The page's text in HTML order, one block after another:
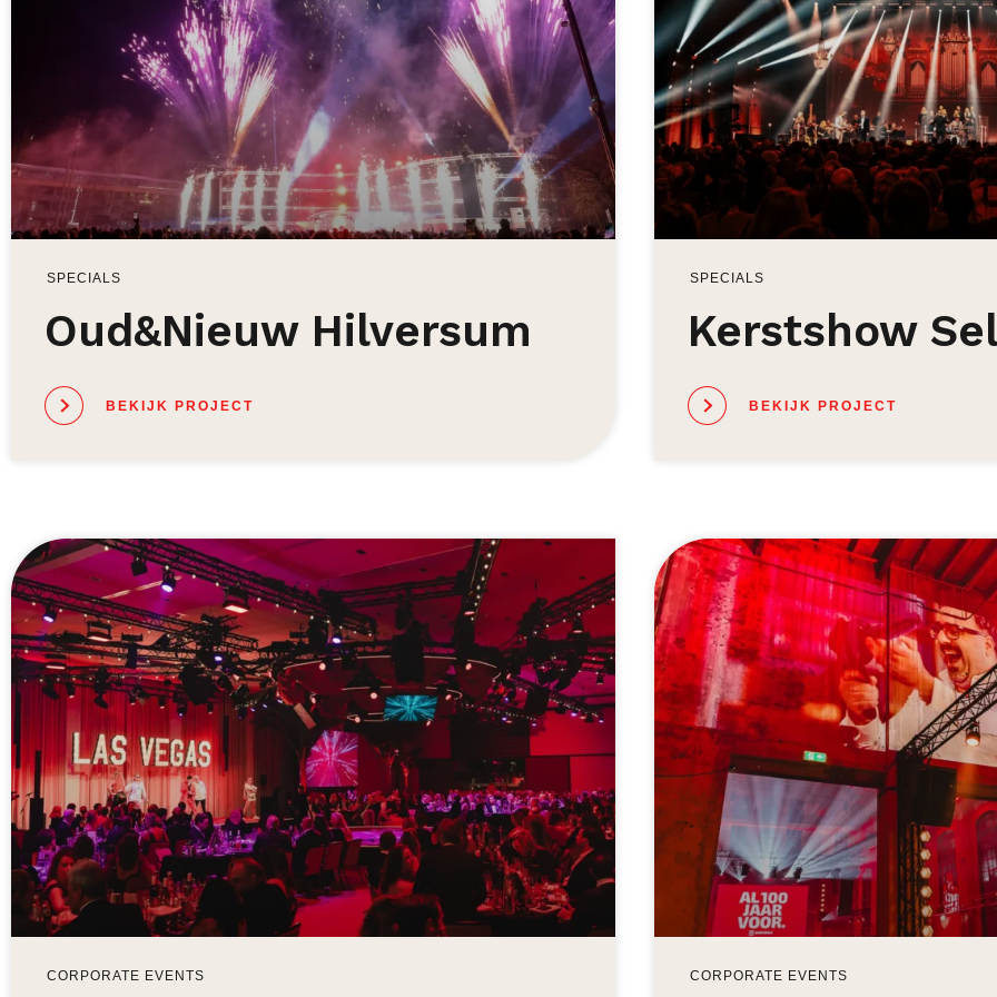
SPECIALS
Oud&Nieuw Hilversum
BEKIJK PROJECT
SPECIALS
Kerstshow
BEKIJK PROJECT
CORPORATE EVENTS CORPORATE EVENTS